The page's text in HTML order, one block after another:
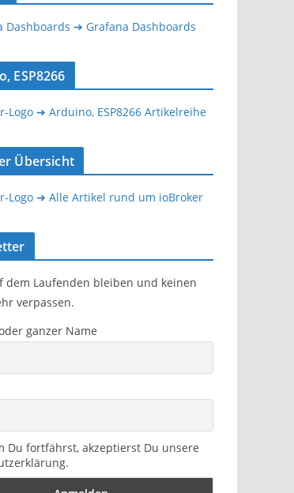
➔ Grafana Dashboards
ESP8266
➔ Arduino, ESP8266 Artikelreihe
Übersicht
➔ Alle Artikel rund um ioBroker
dem Laufenden bleiben und keinen
verpassen.
ganzer Name
Du fortfährst, akzeptierst Du unsere